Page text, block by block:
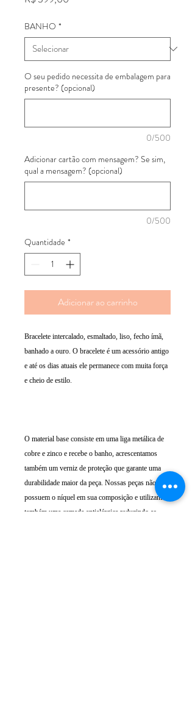
BANHO *
O seu pedido necessita de embalagem para
presente? (opcional)
0/500
Adicionar cartão com mensagem? Se sim,
qual a mensagem? (opcional)
0/500
Quantidade *
Adicionar ao carrinho
Bracelete intercalado, esmaltado, liso, fecho ímã,
banhado a ouro. O bracelete é um acessório antigo
e até os dias atuais ele permanece com muita força
e cheio de estilo.
O material base consiste em uma liga metálica de
cobre e zinco e recebe o banho, acrescentamos
também um verniz de proteção que garante uma
durabilidade maior da peça. Nossas peças não
possuem o níquel em sua composição e utilizamos
também uma camada antialérgica reduzindo as